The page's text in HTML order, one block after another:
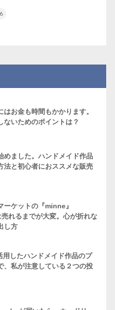
はお金も時間もかかります。
ないためのポイントは？
めました。ハンドメイド作品
法と初心者におススメな販売
ーケットの『minne』
売れるまでが大変。心が折れな
し方
したハンドメイド作品のプ
、私が注意している２つの投